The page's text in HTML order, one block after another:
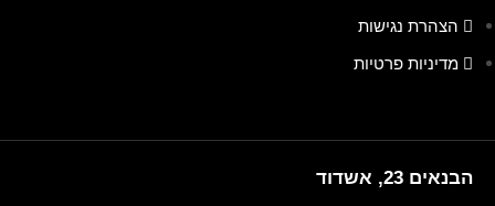
הצהרת נגישות
מדיניות פרטיות
הבנאים 23, אשדוד